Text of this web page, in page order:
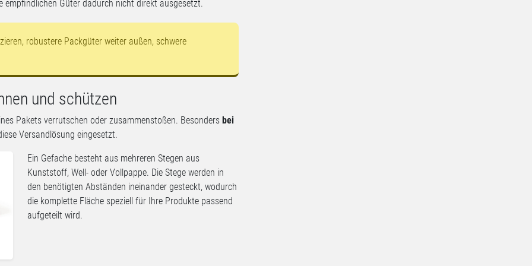
Güter dadurch nicht direkt ausgesetzt.
robustere Packgüter weiter außen, schwere
und schützen
Pakets verrutschen oder zusammenstoßen. Besonders bei
Versandlösung eingesetzt.
Ein Gefache besteht aus mehreren Stegen aus
Kunststoff, Well- oder Vollpappe. Die Stege werden in
den benötigten Abständen ineinander gesteckt, wodurch
die komplette Fläche speziell für Ihre Produkte passend
aufgeteilt wird.